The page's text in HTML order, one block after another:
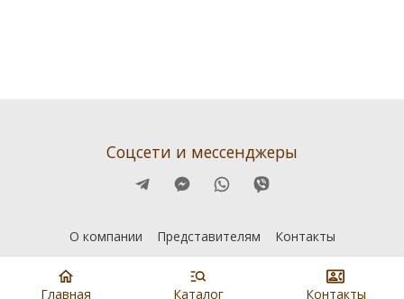
Соцсети и мессенджеры
О компании Представителям Контакты
Главная Каталог Контакты